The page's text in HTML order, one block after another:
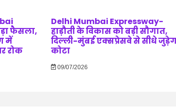
फैसला,
में
रोक
Delhi Mumbai Expressway-
हाड़ौती के विकास को बड़ी सौगात,
दिल्ली-मुंबई एक्सप्रेसवे से सीधे
कोटा
09/07/2026